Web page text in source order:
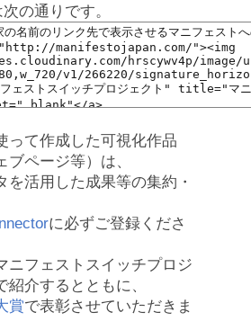
の通りです。
って作成した可視化作品
ブページ等）は、
を活用した成果等の集約・
に必ずご登録くださ
ニフェストスイッチプロジ
紹介するとともに、
賞で表彰させていただきま